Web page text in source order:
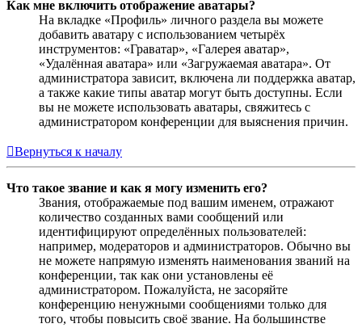
Как мне включить отображение аватары?
На вкладке «Профиль» личного раздела вы можете
добавить аватару с использованием четырёх
инструментов: «Граватар», «Галерея аватар»,
«Удалённая аватара» или «Загружаемая аватара». От
администратора зависит, включена ли поддержка аватар,
а также какие типы аватар могут быть доступны. Если
вы не можете использовать аватары, свяжитесь с
администратором конференции для выяснения причин.
Вернуться к началу
Что такое звание и как я могу изменить его?
Звания, отображаемые под вашим именем, отражают
количество созданных вами сообщений или
идентифицируют определённых пользователей:
например, модераторов и администраторов. Обычно вы
не можете напрямую изменять наименования званий на
конференции, так как они установлены её
администратором. Пожалуйста, не засоряйте
конференцию ненужными сообщениями только для
того, чтобы повысить своё звание. На большинстве